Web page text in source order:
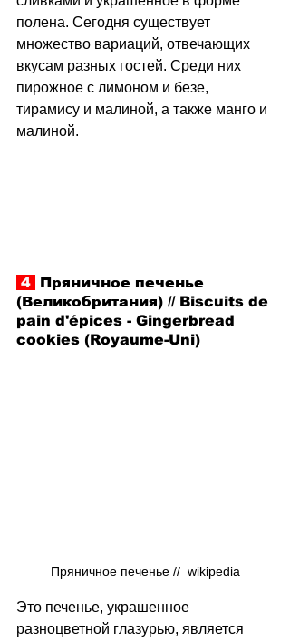
полена. Сегодня существует
множество вариаций, отвечающих
вкусам разных гостей. Среди них
пирожное с лимоном и безе,
тирамису и малиной, а также манго и
малиной.
4
Пряничное печенье
(Великобритания) // Biscuits de
pain d'épices - Gingerbread
cookies (Royaume-Uni)
Пряничное печенье //  wikipedia
Это печенье, украшенное
разноцветной глазурью, является